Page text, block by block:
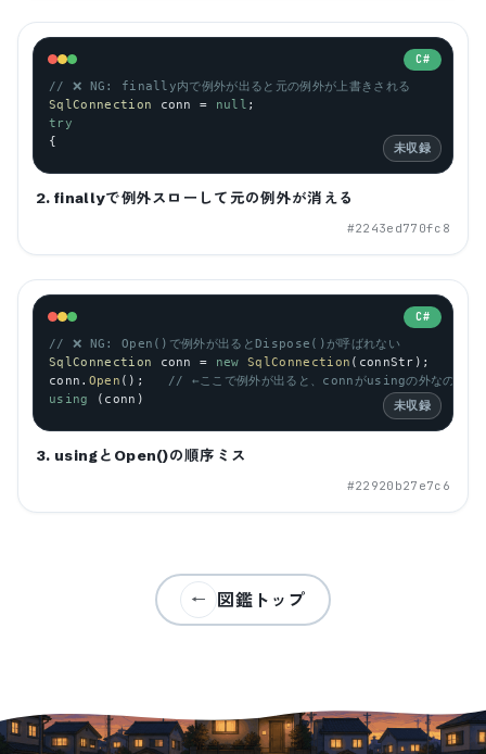
C#
// ❌ NG: finally内で例外が出ると元の例外が上書きされる
SqlConnection
conn = null ;
try
{
未収録
2. finallyで例外スローして元の例外が消える
#2243ed770fc8
C#
// ❌ NG: Open()で例外が出るとDispose()が呼ばれない
SqlConnection
conn = new SqlConnection ( connStr );
conn . Open (); // ←ここで例外が出ると、connがusingの外なので
using
( conn ) 未収録
3. usingとOpen()の順序ミス
#22920b27e7c6
← 図鑑トップ